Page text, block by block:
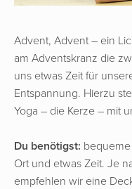
Advent, Advent – ein
am Adventskranz die
uns etwas Zeit für
Entspannung. Hierzu
Yoga – die Kerze – mit
Du benötigst:
Ort und etwas Zeit. Je
empfehlen wir eine